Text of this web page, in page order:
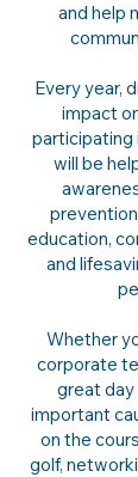
and help
Every year,
impact
participating
will be
education,
and
Whether
corporate
great day
important
on the
golf,